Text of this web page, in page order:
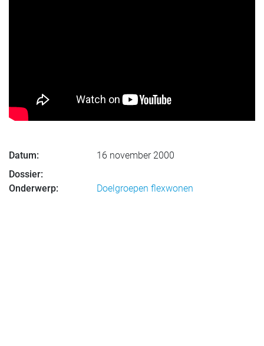
Datum:
16 november 2000
Dossier:
Onderwerp:
Doelgroepen flexwonen